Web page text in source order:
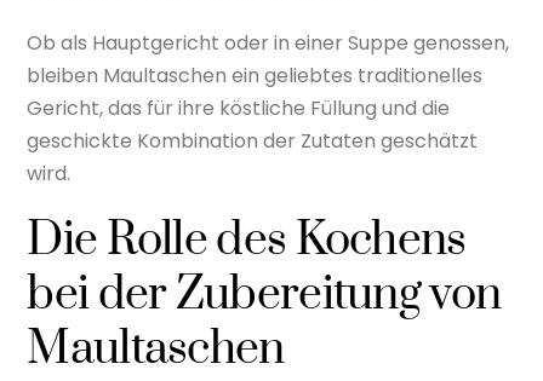
Ob als Hauptgericht oder in einer Suppe genossen,
bleiben Maultaschen ein geliebtes traditionelles
Gericht, das für ihre köstliche Füllung und die
geschickte Kombination der Zutaten geschätzt
wird.
Die Rolle des Kochens
bei der Zubereitung von
Maultaschen